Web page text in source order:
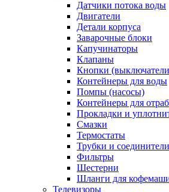
Датчики потока воды
Двигатели
Детали корпуса
Заварочные блоки
Капучинаторы
Клапаны
Кнопки
Контейнеры для воды
Помпы (насосы)
Контейнеры для
Прокладки и
Смазки
Термостаты
Трубки и
Фильтры
Шестерни
Шланги для
Телевизоры